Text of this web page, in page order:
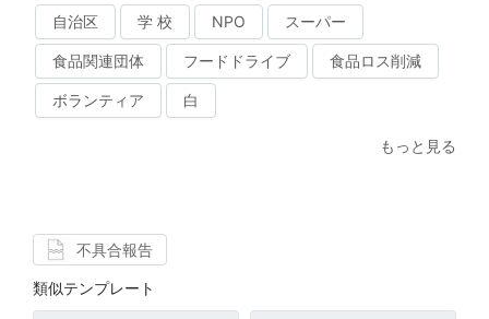
自治区 学 校 NPO スーパー
食品関連団体 フードドライブ 食品ロス削減
ボランティア 白
もっと見る
不具合報告
類似テンプレート